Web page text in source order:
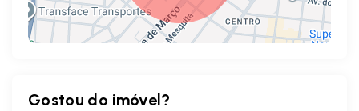
Gostou do imóvel?